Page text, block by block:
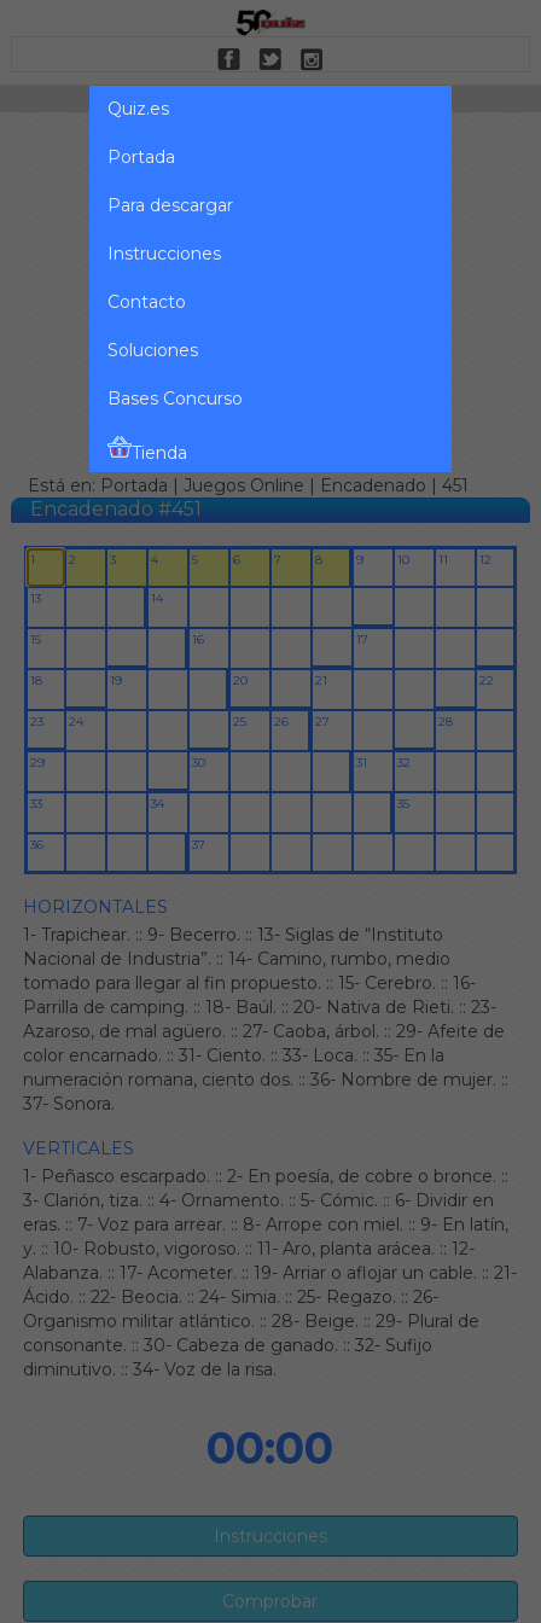
Quiz.es
Portada
Para descargar
Instrucciones
Contacto
Soluciones
Bases Concurso
Tienda
Está en: Portada | Juegos Online | Encadenado | 451
Encadenado #451
HORIZONTALES
1- Trapichear. :: 9- Becerro. :: 13- Siglas de “Instituto
Nacional de Industria”. :: 14- Camino, rumbo, medio
tomado para llegar al fin propuesto. :: 15- Cerebro. :: 16-
Parrilla de camping. :: 18- Baúl. :: 20- Nativa de Rieti. :: 23-
Azaroso, de mal agüero. :: 27- Caoba, árbol. :: 29- Afeite de
color encarnado. :: 31- Ciento. :: 33- Loca. :: 35- En la
numeración romana, ciento dos. :: 36- Nombre de mujer. ::
37- Sonora.
VERTICALES
1- Peñasco escarpado. :: 2- En poesía, de cobre o bronce. ::
3- Clarión, tiza. :: 4- Ornamento. :: 5- Cómic. :: 6- Dividir en
eras. :: 7- Voz para arrear. :: 8- Arrope con miel. :: 9- En latín,
y. :: 10- Robusto, vigoroso. :: 11- Aro, planta arácea. :: 12-
Alabanza. :: 17- Acometer. :: 19- Arriar o aflojar un cable. :: 21-
Ácido. :: 22- Beocia. :: 24- Simia. :: 25- Regazo. :: 26-
Organismo militar atlántico. :: 28- Beige. :: 29- Plural de
consonante. :: 30- Cabeza de ganado. :: 32- Sufijo
diminutivo. :: 34- Voz de la risa.
00:00